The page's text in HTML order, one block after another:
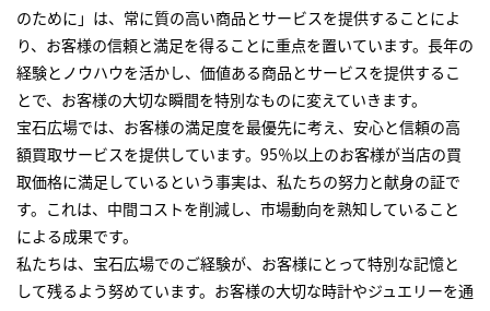
のために」は、常に質の高い商品とサービスを提供することによ
り、お客様の信頼と満足を得ることに重点を置いています。長年の
経験とノウハウを活かし、価値ある商品とサービスを提供するこ
とで、お客様の大切な瞬間を特別なものに変えていきます。
宝石広場では、お客様の満足度を最優先に考え、安心と信頼の高
額買取サービスを提供しています。95％以上のお客様が当店の買
取価格に満足しているという事実は、私たちの努力と献身の証で
す。これは、中間コストを削減し、市場動向を熟知していること
による成果です。
私たちは、宝石広場でのご経験が、お客様にとって特別な記憶と
して残るよう努めています。お客様の大切な時計やジュエリーを通